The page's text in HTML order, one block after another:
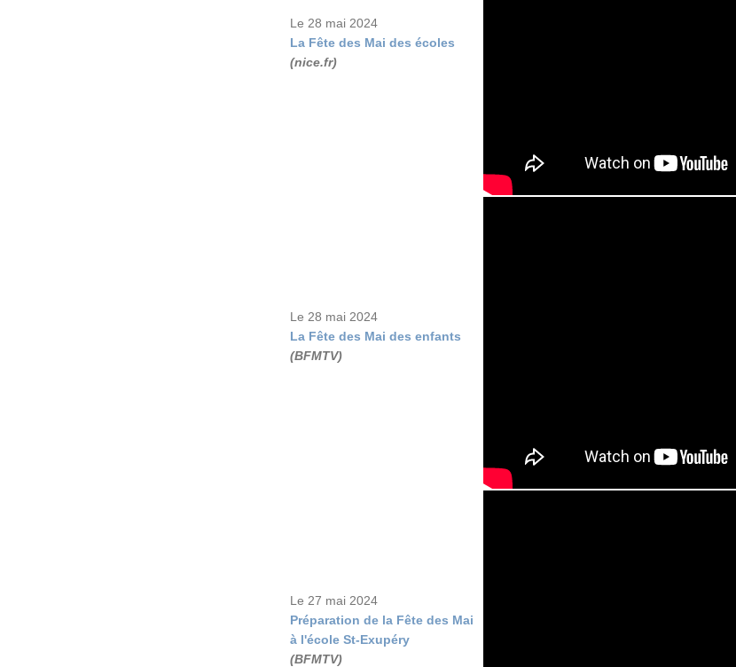
Le 28 mai 2024
La Fête des Mai des écoles
(nice.fr)
Le 28 mai 2024
La Fête des Mai des enfants
(BFMTV)
Le 27 mai 2024
Préparation de la Fête des Mai
à l'école St-Exupéry
(BFMTV)